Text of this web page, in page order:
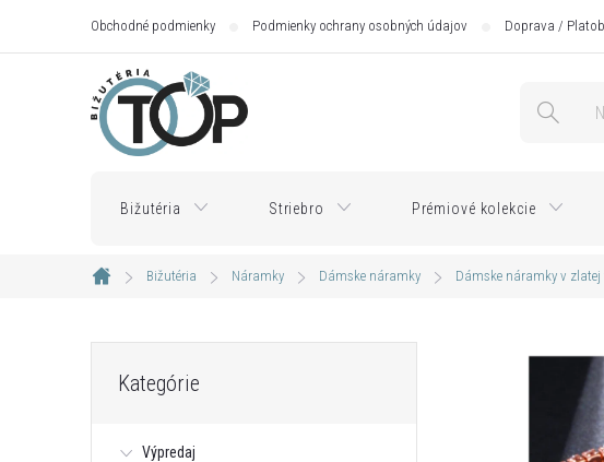
Obchodné podmienky Podmienky ochrany osobných údajov Doprava /
Bižutéria Striebro Prémiové kolekcie
Domov
Bižutéria Náramky Dámske náramky Dámske náramky v zlatej
kategórie
Kategórie
Výpredaj